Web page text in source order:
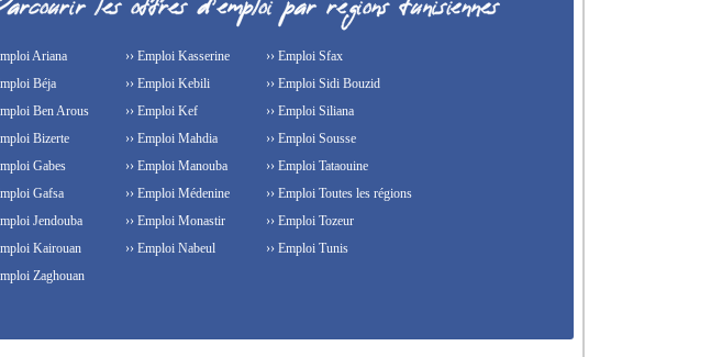
Ariana
Béja
Ben Arous
Bizerte
Gabes
Gafsa
Jendouba
Kairouan
›› Emploi Kasserine
›› Emploi Kebili
›› Emploi Kef
›› Emploi Mahdia
›› Emploi Manouba
›› Emploi Médenine
›› Emploi Monastir
›› Emploi Nabeul
›› Emploi Sfax
›› Emploi Sidi Bouzid
›› Emploi Siliana
›› Emploi Sousse
›› Emploi Tataouine
›› Emploi Toutes les régions
›› Emploi Tozeur
›› Emploi Tunis
Zaghouan